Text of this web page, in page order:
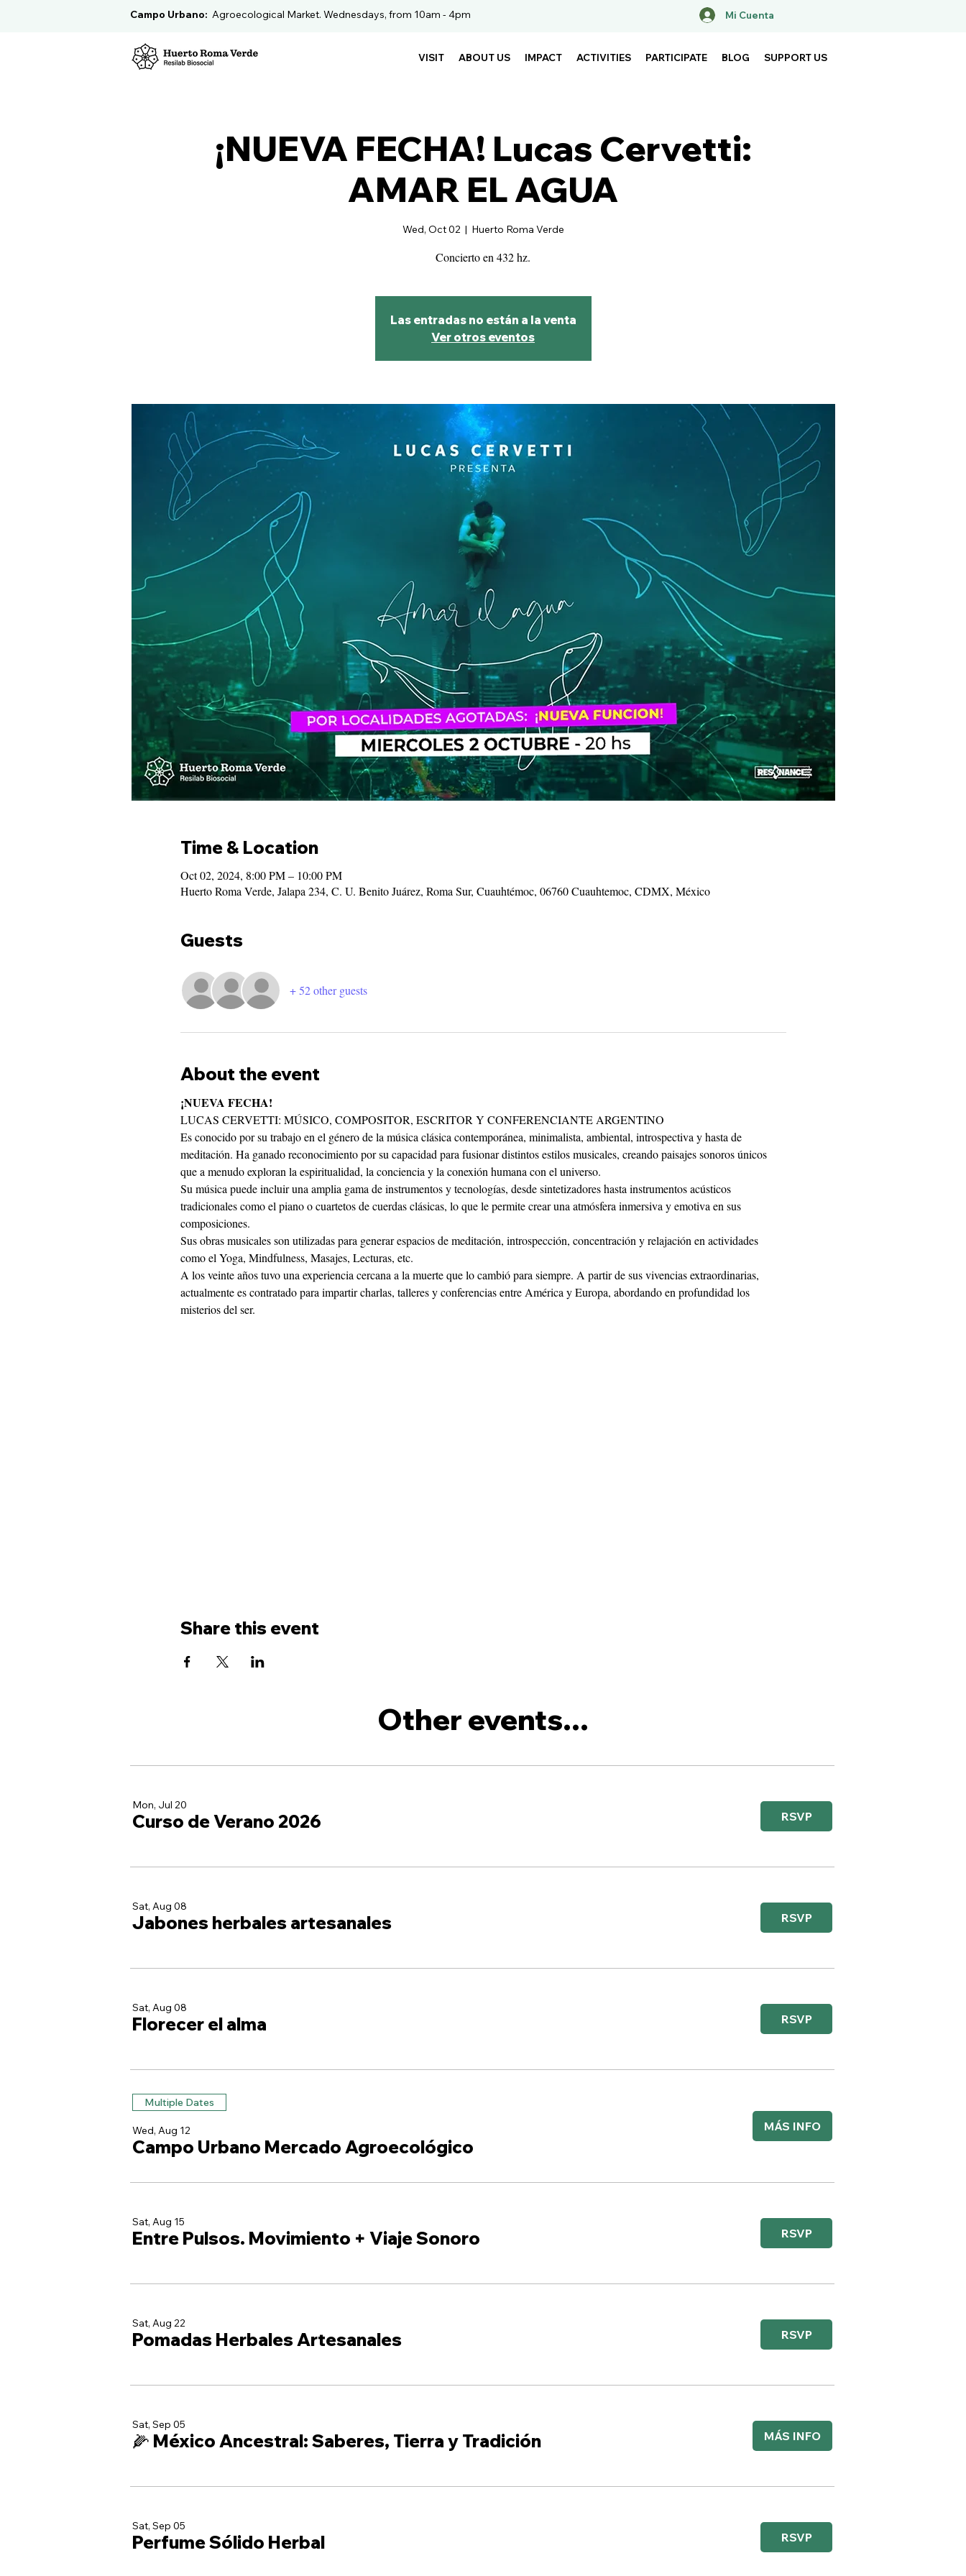
Campo Urbano: Agroecological Market. Wednesdays, from 10am - 4pm Mi Cuenta
VISIT ABOUT US IMPACT ACTIVITIES PARTICIPATE BLOG SUPPORT US
¡NUEVA FECHA! Lucas Cervetti:
AMAR EL AGUA
Wed, Oct 02
  |
Huerto Roma Verde
Concierto en 432 hz.
Las entradas no están a la venta
Ver otros eventos
Time & Location
Oct 02, 2024, 8:00 PM – 10:00 PM
Huerto Roma Verde, Jalapa 234, C. U. Benito Juárez, Roma Sur, Cuauhtémoc, 06760 Cuauhtemoc, CDMX, México
Guests
+ 52 other guests
About the event
¡NUEVA FECHA!
LUCAS CERVETTI: MÚSICO, COMPOSITOR, ESCRITOR Y CONFERENCIANTE ARGENTINO
Es conocido por su trabajo en el género de la música clásica contemporánea, minimalista, ambiental, introspectiva y hasta de
meditación. Ha ganado reconocimiento por su capacidad para fusionar distintos estilos musicales, creando paisajes sonoros únicos
que a menudo exploran la espiritualidad, la conciencia y la conexión humana con el universo.
Su música puede incluir una amplia gama de instrumentos y tecnologías, desde sintetizadores hasta instrumentos acústicos
tradicionales como el piano o cuartetos de cuerdas clásicas, lo que le permite crear una atmósfera inmersiva y emotiva en sus
composiciones.
Sus obras musicales son utilizadas para generar espacios de meditación, introspección, concentración y relajación en actividades
como el Yoga, Mindfulness, Masajes, Lecturas, etc.
A los veinte años tuvo una experiencia cercana a la muerte que lo cambió para siempre. A partir de sus vivencias extraordinarias,
actualmente es contratado para impartir charlas, talleres y conferencias entre América y Europa, abordando en profundidad los
misterios del ser.
Share this event
Other events...
Mon, Jul 20
Curso de Verano 2026 RSVP
Sat, Aug 08
Jabones herbales artesanales RSVP
Sat, Aug 08
Florecer el alma RSVP
Multiple Dates
Wed, Aug 12
Campo Urbano Mercado Agroecológico
MÁS INFO
Sat, Aug 15
Entre Pulsos. Movimiento + Viaje Sonoro RSVP
Sat, Aug 22
Pomadas Herbales Artesanales RSVP
Sat, Sep 05
🌽 México Ancestral: Saberes, Tierra y Tradición MÁS INFO
Sat, Sep 05
Perfume Sólido Herbal RSVP